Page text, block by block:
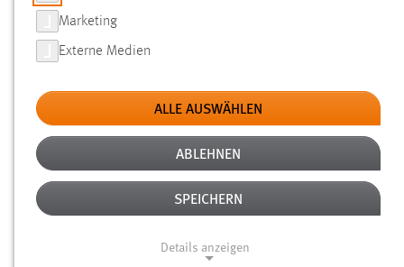
FILTER
Typ
Erstellungsdatum
Alter
Marketing
Externe Medien
ALLE AUSWÄHLEN
ABLEHNEN
SPEICHERN
Details anzeigen